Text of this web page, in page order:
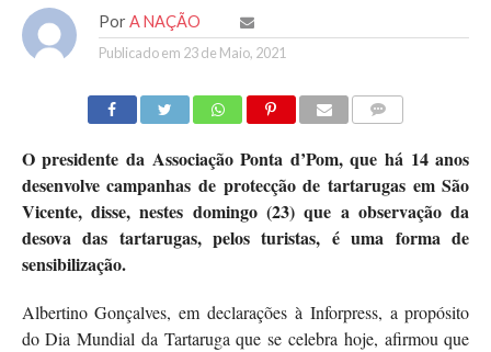
Por A NAÇÃO
Publicado em 23 de Maio, 2021
O presidente da Associação Ponta d’Pom, que há 14 anos
desenvolve campanhas de protecção de tartarugas em São
Vicente, disse, nestes domingo (23) que a observação da
desova das tartarugas, pelos turistas, é uma forma de
sensibilização.
Albertino Gonçalves, em declarações à Inforpress, a propósito
do Dia Mundial da Tartaruga que se celebra hoje, afirmou que